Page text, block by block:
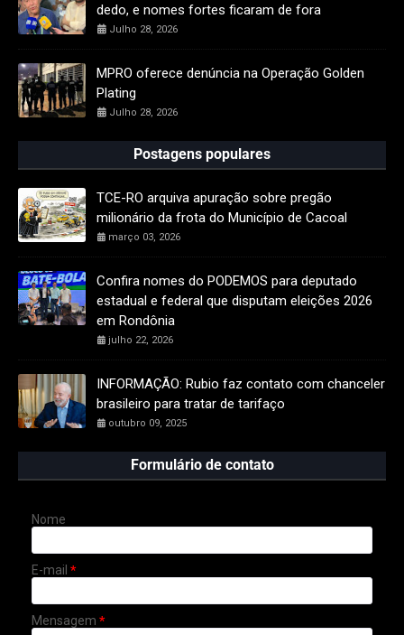
dedo, e nomes fortes ficaram de fora
Julho 28, 2026
MPRO oferece denúncia na Operação Golden
Plating
Julho 28, 2026
Postagens populares
TCE-RO arquiva apuração sobre pregão
milionário da frota do Município de Cacoal
março 03, 2026
Confira nomes do PODEMOS para deputado
estadual e federal que disputam eleições 2026
em Rondônia
julho 22, 2026
INFORMAÇÃO: Rubio faz contato com chanceler
brasileiro para tratar de tarifaço
outubro 09, 2025
Formulário de contato
Nome
E-mail *
Mensagem *